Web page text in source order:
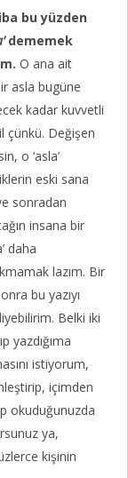
bu yüzden
dememek
O ana ait
asla bugüne
kadar kuvvetli
çünkü. Değişen
o ‘asla’
eski sana
sonradan
insana bir
daha
lazım. Bir
bu yazıyı
Belki iki
yazdığıma
istiyorum,
içimden
okuduğunuzda
ya,
kişinin